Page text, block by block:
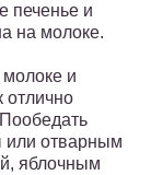
печенье и
на молоке.
молоке и
отлично
или отварным
яблочным